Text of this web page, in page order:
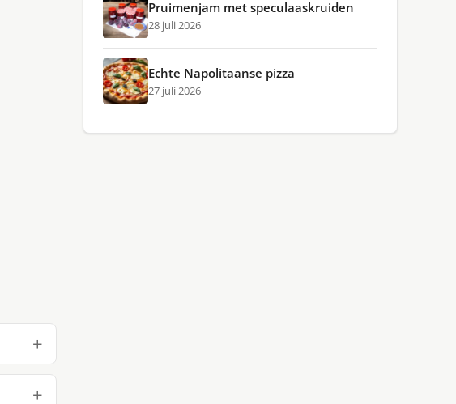
Pruimenjam met speculaaskruiden
28 juli 2026
Echte Napolitaanse pizza
27 juli 2026